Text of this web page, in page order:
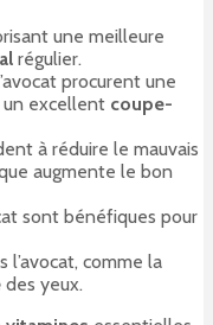
une meilleure
régulier.
procurent une
un excellent coupe-
à réduire le mauvais
augmente le bon
sont bénéfiques pour
l’avocat, comme la
des yeux.